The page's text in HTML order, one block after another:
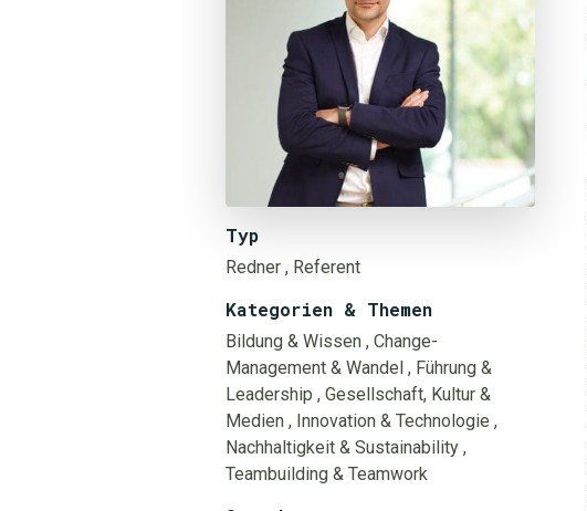
Typ
Redner , Referent
Kategorien & Themen
Bildung & Wissen , Change-
Management & Wandel , Führung &
Leadership , Gesellschaft, Kultur &
Medien , Innovation & Technologie ,
Nachhaltigkeit & Sustainability ,
Teambuilding & Teamwork